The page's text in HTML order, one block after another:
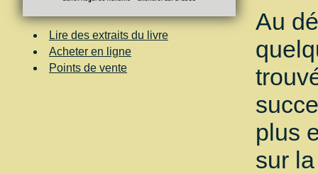
Lire des extraits du livre
Acheter en ligne
Points de vente
Au
plus
sur